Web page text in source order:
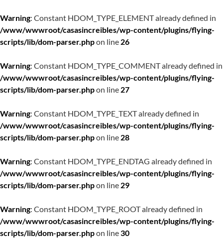
Warning: Constant HDOM_TYPE_ELEMENT already defined in
/www/wwwroot/casasincreibles/wp-content/plugins/flying-
scripts/lib/dom-parser.phpon line 26
Warning: Constant HDOM_TYPE_COMMENT already defined in
/www/wwwroot/casasincreibles/wp-content/plugins/flying-
scripts/lib/dom-parser.phpon line 27
Warning: Constant HDOM_TYPE_TEXT already defined in
/www/wwwroot/casasincreibles/wp-content/plugins/flying-
scripts/lib/dom-parser.phpon line 28
Warning: Constant HDOM_TYPE_ENDTAG already defined in
/www/wwwroot/casasincreibles/wp-content/plugins/flying-
scripts/lib/dom-parser.phpon line 29
Warning: Constant HDOM_TYPE_ROOT already defined in
/www/wwwroot/casasincreibles/wp-content/plugins/flying-
scripts/lib/dom-parser.phpon line30